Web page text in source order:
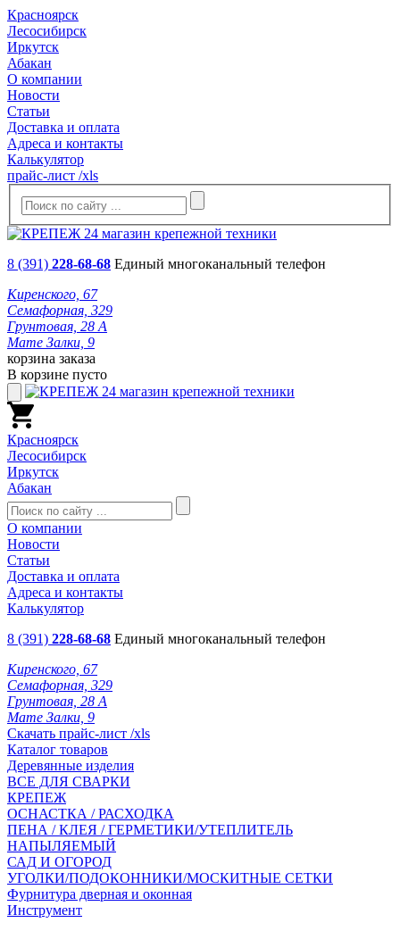
Красноярск
Лесосибирск
Иркутск
Абакан
О компании
Новости
Статьи
Доставка и оплата
Адреса и контакты
Калькулятор
прайс-лист /xls
8 (391) 228-68-68 Единый многоканальный телефон
Киренского, 67
Семафорная, 329
Грунтовая, 28 А
Мате Залки, 9
корзина заказа
В корзине пусто
Красноярск
Лесосибирск
Иркутск
Абакан
О компании
Новости
Статьи
Доставка и оплата
Адреса и контакты
Калькулятор
8 (391) 228-68-68 Единый многоканальный телефон
Киренского, 67
Семафорная, 329
Грунтовая, 28 А
Мате Залки, 9
Скачать прайс-лист /xls
Каталог товаров
Деревянные изделия
ВСЕ ДЛЯ СВАРКИ
КРЕПЕЖ
ОСНАСТКА / РАСХОДКА
ПЕНА / КЛЕЯ / ГЕРМЕТИКИ/УТЕПЛИТЕЛЬ
НАПЫЛЯЕМЫЙ
САД И ОГОРОД
УГОЛКИ/ПОДОКОННИКИ/МОСКИТНЫЕ СЕТКИ
Фурнитура дверная и оконная
Инструмент